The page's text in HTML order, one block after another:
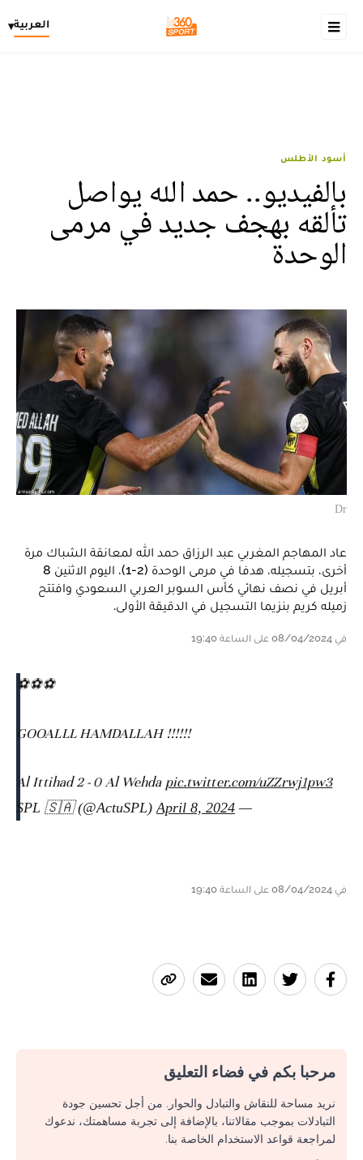
العربية▾
أسود الأطلس
بالفيديو.. حمد الله يواصل
تألقه بهجف جديد في مرمى
الوحدة
Dr
عاد المهاجم المغربي عبد الرزاق حمد الله لمعانقة الشباك مرة
أخرى، بتسجيله، هدفا في مرمى الوحدة (2-1)، اليوم الاثنين 8
أبريل في نصف نهائي كأس السوبر العربي السعودي وافتتح
زميله كريم بنزيما التسجيل في الدقيقة الأولى.
في 08/04/2024 على الساعة 19:40
⚽️⚽️⚽️
GOOALLL HAMDALLAH !!!!!!
Al Ittihad 2 - 0 Al Wehda pic.twitter.com/uZZrwj1pw3
— SPL 🇸🇦 (@ActuSPL)
April 8, 2024
في 08/04/2024 على الساعة 19:40
مرحبا بكم في فضاء التعليق
نريد مساحة للنقاش والتبادل والحوار. من أجل تحسين جودة
التبادلات بموجب مقالاتنا، بالإضافة إلى تجربة مساهمتك، ندعوك
لمراجعة قواعد الاستخدام الخاصة بنا.